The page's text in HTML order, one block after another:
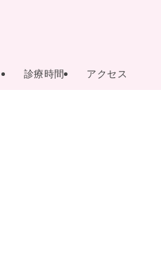
診療時間 アクセス